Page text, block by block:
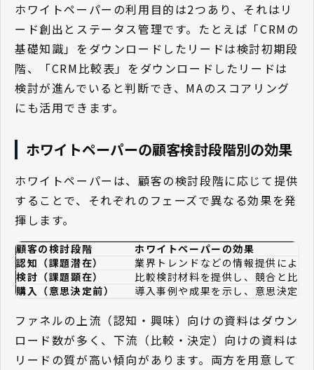
ホワイトペーパーの利用目的は2つあり、それはリ
ード創出とステータス管理です。たとえば「CRMの
基礎知識」をダウンロードしたリードは検討初期段
階、「CRM比較表」をダウンロードしたリードは
検討が進んでいると判断でき、MAのスコアリング
にも活用できます。
ホワイトペーパーの顧客検討段階別の効果
ホワイトペーパーは、顧客の検討段階に応じて提供
することで、それぞれのフェーズで異なる効果を発
揮します。
顧客の検討段階
ホワイトペーパーの効果
認知（課題潜在）
業界トレンドなどの情報提供によ
検討（課題顕在）
比較検討材料を提供し、競合と比
購入（意思決定前）
導入事例や成果を示し、意思決定を
ファネルの上流（認知・興味）向けの資料はダウン
ロード数が多く、下流（比較・決定）向けの資料は
リードの質が高い傾向があります。両方を用意して